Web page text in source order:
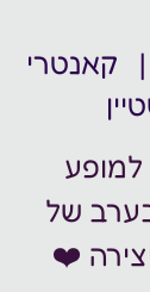
  |
קאנטרי
למופע
של
❤️